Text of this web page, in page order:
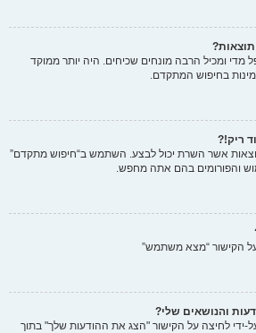
מדי ומכיל הרבה מונחים שכיחים. היה יותר ממוקד
בחיפוש המתקדם.
ריק!?
אשר השרת יכול לבצע. השתמש ב“חיפוש מתקדם”
והפורומים בהם אתה מחפש.
הקישור “מצא משתמש”
והנושאים שלי?
ידי לחיצה על הקישור "הצג את ההודעות שלך" בתוך